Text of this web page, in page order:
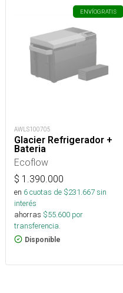
ENVÍOGRATIS
AWLS100705
Glacier Refrigerador +
Bateria
Ecoflow
$ 1.390.000
en 6cuotas de $231.667sin
interés
ahorras $55.600 por
transferencia.
Disponible